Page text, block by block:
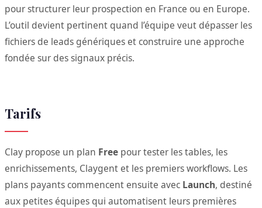
pour structurer leur prospection en France ou en Europe.
L’outil devient pertinent quand l’équipe veut dépasser les
fichiers de leads génériques et construire une approche
fondée sur des signaux précis.
Tarifs
Clay propose un plan Free pour tester les tables, les
enrichissements, Claygent et les premiers workflows. Les
plans payants commencent ensuite avec Launch, destiné
aux petites équipes qui automatisent leurs premières